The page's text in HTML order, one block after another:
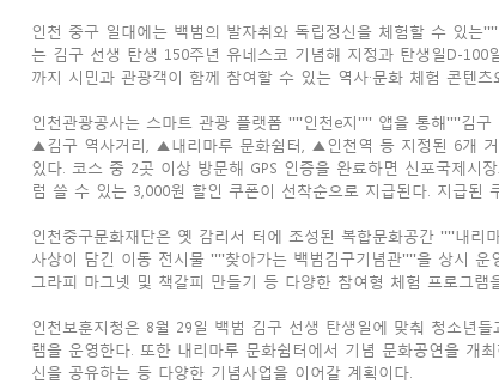
인천 중구 일대에는 백범의 발자취와 독립정신을 체험할 수 있는
는 김구 선생 탄생 150주년 유네스코 기념해 지정과 탄생일D-100
까지 시민과 관광객이 함께 참여할 수 있는 역사·문화 체험 콘텐
인천관광공사는 스마트 관광 플랫폼 ''''인천e지'''' 앱을 통해''''김
▲김구 역사거리, ▲내리마루 문화쉼터, ▲인천역 등 지정된 6개
있다. 코스 중 2곳 이상 방문해 GPS 인증을 완료하면 신포국제시
럼 쓸 수 있는 3,000원 할인 쿠폰이 선착순으로 지급된다. 지급된
인천중구문화재단은 옛 감리서 터에 조성된 복합문화공간 ''''내
사상이 담긴 이동 전시물 ''''찾아가는 백범김구기념관''''을 상시 운
그라피 마그넷 및 책갈피 만들기 등 다양한 참여형 체험 프로그램
인천보훈지청은 8월 29일 백범 김구 선생 탄생일에 맞춰 청소년
램을 운영한다. 또한 내리마루 문화쉼터에서 기념 문화공연을 개
신을 공유하는 등 다양한 기념사업을 이어갈 계획이다.